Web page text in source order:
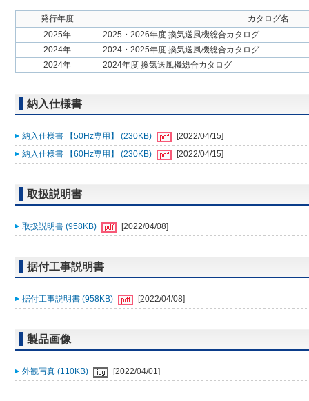
発行年度
カタログ名
2025年
2025・2026年度 換気送風機総合カタログ
2024年
2024・2025年度 換気送風機総合カタログ
2024年
2024年度 換気送風機総合カタログ
納入仕様書
納入仕様書 【50Hz専用】 (230KB)
[2022/04/15]
納入仕様書 【60Hz専用】 (230KB)
[2022/04/15]
取扱説明書
取扱説明書 (958KB) [2022/04/08]
据付工事説明書
据付工事説明書 (958KB) [2022/04/08]
製品画像
外観写真 (110KB) [2022/04/01]